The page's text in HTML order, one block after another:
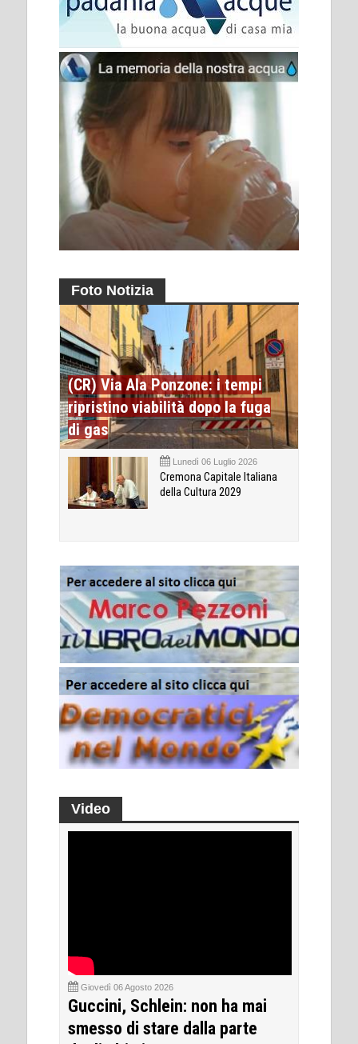
Foto Notizia
(CR) Via Ala Ponzone: i tempi
ripristino viabilità dopo la fuga
di gas
Lunedì 06 Luglio 2026
Cremona Capitale Italiana
della Cultura 2029
Video
Giovedì 06 Agosto 2026
Guccini, Schlein: non ha mai
smesso di stare dalla parte